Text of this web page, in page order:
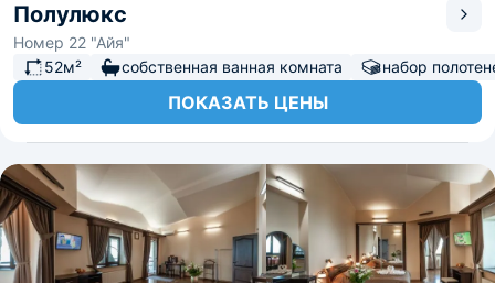
Полулюкс
Номер 22 "Айя"
52м²
собственная ванная комната набор
ПОКАЗАТЬ ЦЕНЫ